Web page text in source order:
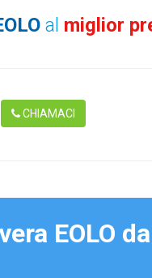
al miglior
CHIAMACI
EOLO